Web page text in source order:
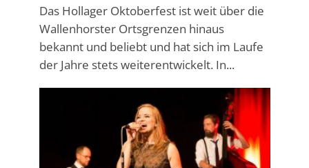
Das Hollager Oktoberfest ist weit über die
Wallenhorster Ortsgrenzen hinaus
bekannt und beliebt und hat sich im Laufe
der Jahre stets weiterentwickelt. In...